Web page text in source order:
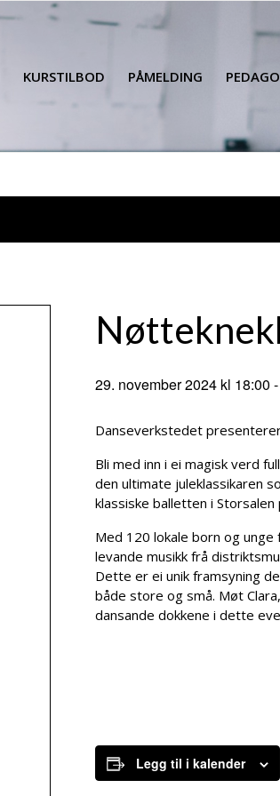
KURSTILBOD PÅMELDING
29. november 2024 kl 18:00 -
Danseverkstedet
Bli med inn i ei magisk verd
den ultimate juleklassikaren
klassiske balletten i Storsalen
Med 120 lokale born og
levande musikk frå
Dette er ei unik framsyning
både store og små. Møt
dansande dokkene i dette
Legg til i kalender